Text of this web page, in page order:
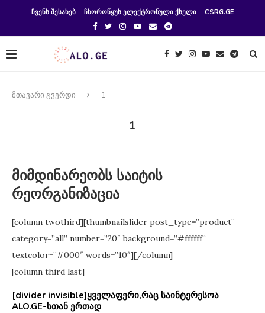
ᲩᲕᲔᲜᲡ ᲨᲔᲡᲐᲮᲔᲑ ᲩᲮᲝᲠᲝᲬᲧᲣᲡ ᲔᲚᲔᲥᲢᲠᲝᲜᲣᲚᲘ ᲥᲡᲔᲚᲘ CSRG.GE
მთავარი გვერდი 1
1
მიმდინარეობს საიტის
რეორგანიზაცია
[column twothird][thumbnailslider post_type=”product”
category=”all” number=”20″ background=”#ffffff”
textcolor=”#000″ words=”10″][/column]
[column third last]
[divider invisible]ყველაფერი,რაც საინტერესოა
ALO.GE-სთან ერთად